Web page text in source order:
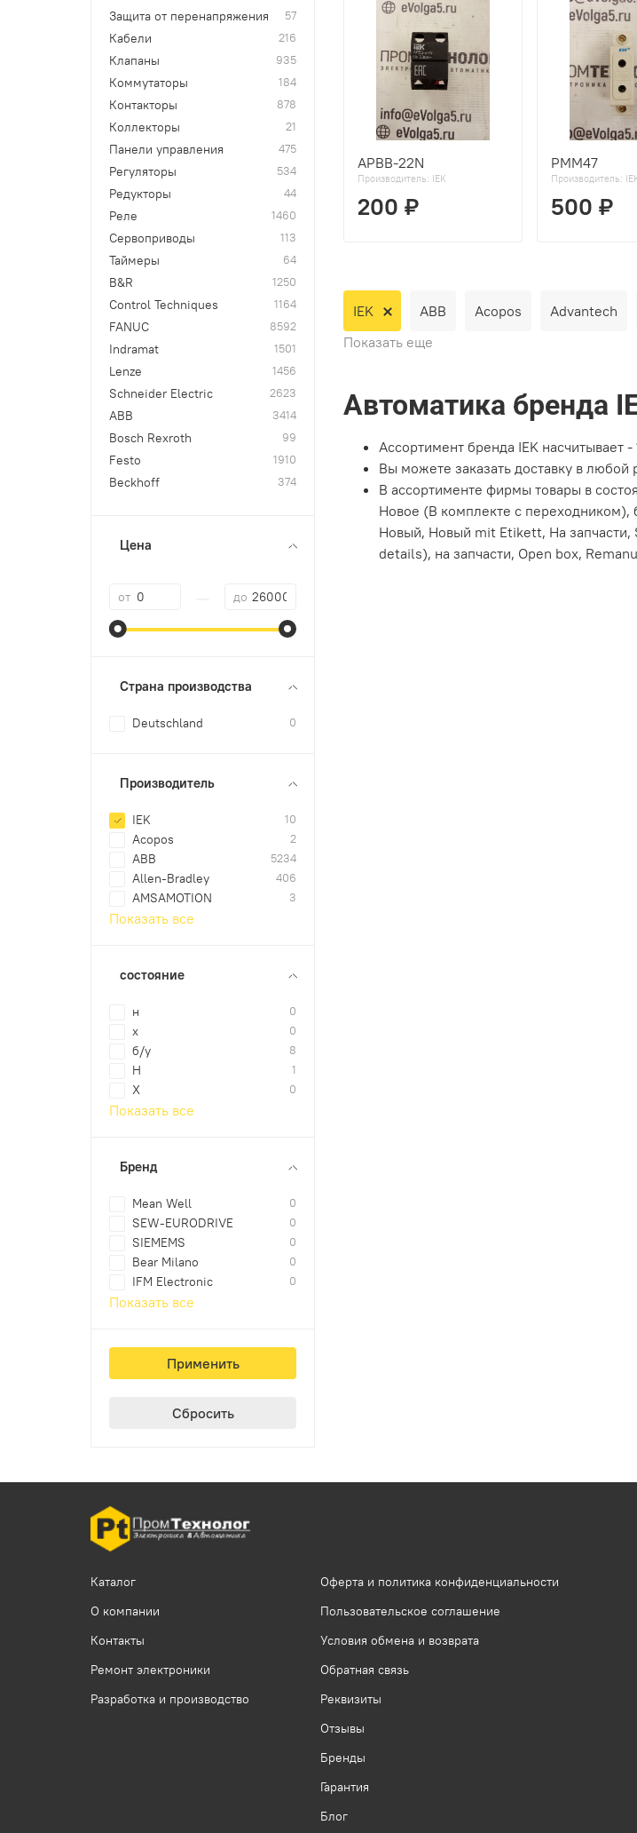
APBB-22N
Производитель: IEK
200 ₽
РММ47
Производитель:
500 ₽
IEK ABB Acopos Advantech
Показать еще
Автоматика бренда
Ассортимент бренда IEK насчитывает -
Вы можете заказать доставку в любой
В ассортименте фирмы товары в
Новое (В комплекте с переходником),
Новый, Новый mit Etikett, На
details), на запчасти, Open box,
Защита от перенапряжения 57
Кабели 216
Клапаны 935
Коммутаторы 184
Контакторы 878
Коллекторы 21
Панели управления 475
Регуляторы 534
Редукторы 44
Реле 1460
Сервоприводы 113
Таймеры 64
B&R 1250
Control Techniques 1164
FANUC 8592
Indramat 1501
Lenze 1456
Schneider Electric 2623
ABВ 3414
Bosch Rexroth 99
Festo 1910
Beckhoff 374
Цена
от до
Страна производства
Deutschland 0
Производитель
IEK 10
Acopos 2
ABB 5234
Allen-Bradley 406
AMSAMOTION 3
Показать все
состояние
н 0
х 0
б/у 8
Н 1
Х 0
Показать все
Бренд
Mean Well 0
SEW-EURODRIVE 0
SIEMEMS 0
Bear Milano 0
IFM Electronic 0
Показать все
Применить
Сбросить
Каталог
О компании
Контакты
Ремонт электроники
Разработка и производство
Оферта и политика конфиденциальности
Пользовательское соглашение
Условия обмена и возврата
Обратная связь
Реквизиты
Отзывы
Бренды
Гарантия
Блог